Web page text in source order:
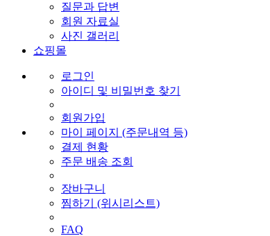
질문과 답변
회원 자료실
사진 갤러리
쇼핑몰
로그인
아이디 및 비밀번호 찾기
회원가입
마이 페이지 (주문내역 등)
결제 현황
주문 배송 조회
장바구니
찜하기 (위시리스트)
FAQ